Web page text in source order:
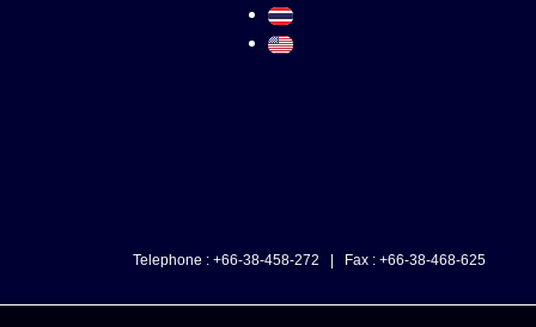
Telephone : +66-38-458-272 | Fax : +66-38-468-625